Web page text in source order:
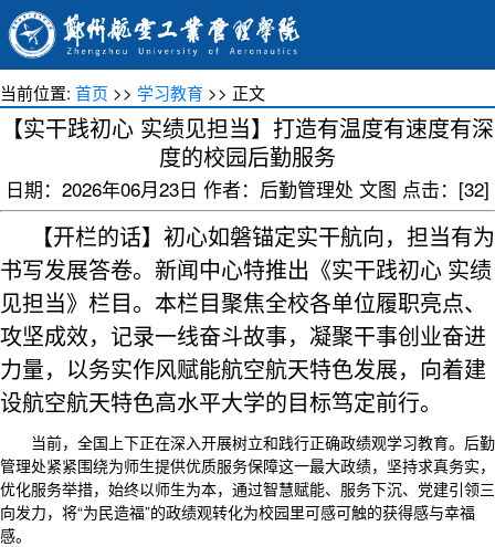
当前位置: 首页 >> 学习教育 >> 正文
【实干践初心 实绩见担当】打造有温度有速度有深
度的校园后勤服务
日期：2026年06月23日 作者：后勤管理处 文图 点击：[32]
【开栏的话】初心如磐锚定实干航向，担当有为
书写发展答卷。新闻中心特推出《实干践初心 实绩
见担当》栏目。本栏目聚焦全校各单位履职亮点、
攻坚成效，记录一线奋斗故事，凝聚干事创业奋进
力量，以务实作风赋能航空航天特色发展，向着建
设航空航天特色高水平大学的目标笃定前行。
当前，全国上下正在深入开展树立和践行正确政绩观学习教育。后勤
管理处紧紧围绕为师生提供优质服务保障这一最大政绩，坚持求真务实，
优化服务举措，始终以师生为本，通过智慧赋能、服务下沉、党建引领三
向发力，将“为民造福”的政绩观转化为校园里可感可触的获得感与幸福
感。